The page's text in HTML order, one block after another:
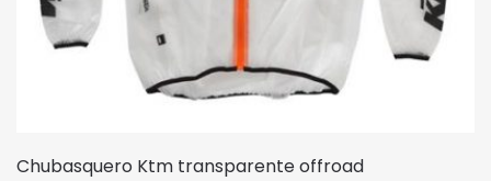
Chubasquero Ktm transparente offroad